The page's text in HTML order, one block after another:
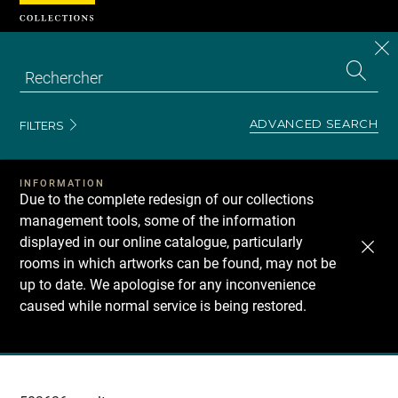
FILTERS ADVANCED SEARCH
INFORMATION
Due to the complete redesign of our collections
management tools, some of the information
displayed in our online catalogue, particularly
rooms in which artworks can be found, may not be
up to date. We apologise for any inconvenience
caused while normal service is being restored.
Recherche
Cookies management panel